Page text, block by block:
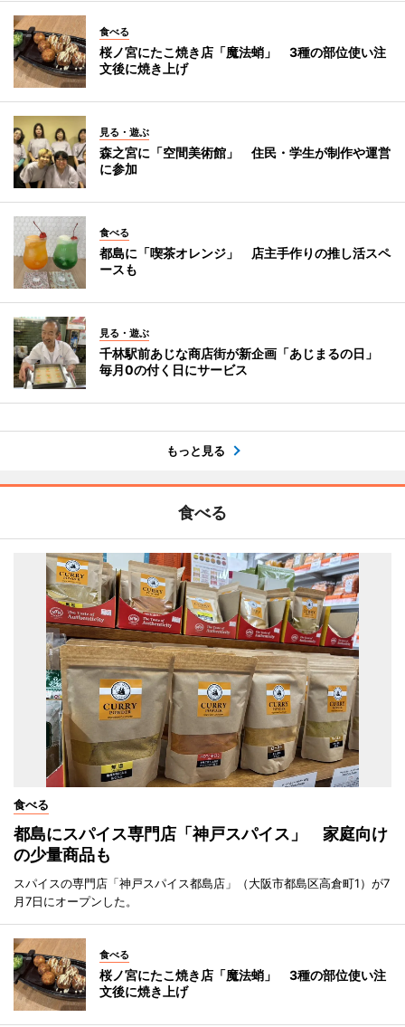
食べる
桜ノ宮にたこ焼き店「魔法蛸」 3種の部位使い注
文後に焼き上げ
見る・遊ぶ
森之宮に「空間美術館」 住民・学生が制作や運営
に参加
食べる
都島に「喫茶オレンジ」 店主手作りの推し活スペ
ースも
見る・遊ぶ
千林駅前あじな商店街が新企画「あじまるの日」
毎月0の付く日にサービス
もっと見る
食べる
食べる
都島にスパイス専門店「神戸スパイス」 家庭向け
の少量商品も
スパイスの専門店「神戸スパイス都島店」（大阪市都島区高倉町1）が7
月7日にオープンした。
食べる
桜ノ宮にたこ焼き店「魔法蛸」 3種の部位使い注
文後に焼き上げ